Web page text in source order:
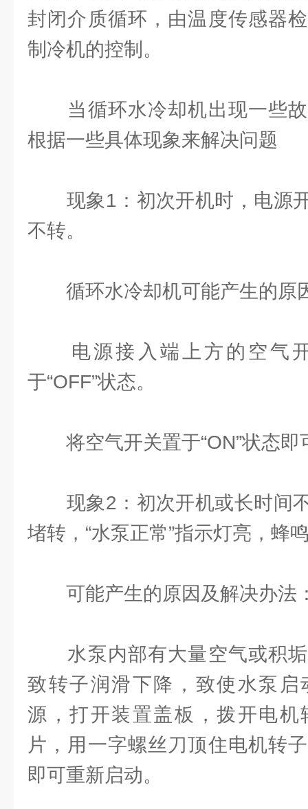
封闭介质循环，由温度传感器
制冷机的控制。
当循环水冷却机出现一些故
根据一些具体现象来解决问题
现象1：初次开机时，电源
不转。
循环水冷却机可能产生的原
电源接入端上方的空气开
于“OFF”状态。
将空气开关置于“ON”状态即
现象2：初次开机或长时间
堵转，“水泵正常”指示灯亮，蜂
可能产生的原因及解决办法
水泵内部有大量空气或积垢
致转子润滑下降，致使水泵启
源，打开装置盖板，拨开电机
片，用一字螺丝刀顶住电机转
即可重新启动。